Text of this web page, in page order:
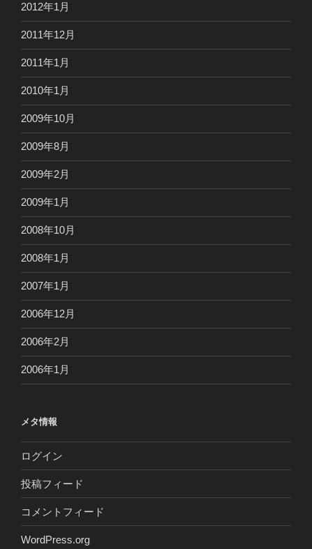
2012年1月
2011年12月
2011年1月
2010年1月
2009年10月
2009年8月
2009年2月
2009年1月
2008年10月
2008年1月
2007年1月
2006年12月
2006年2月
2006年1月
メタ情報
ログイン
投稿フィード
コメントフィード
WordPress.org